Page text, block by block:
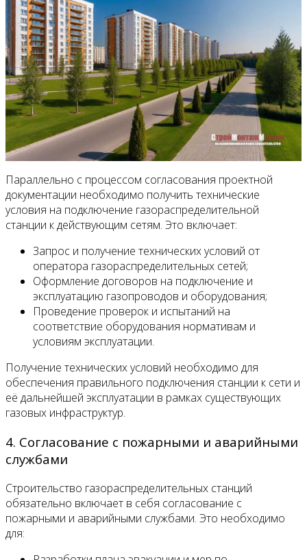
Параллельно с процессом согласования проектной
документации необходимо получить технические
условия на подключение газораспределительной
станции к действующим сетям. Это включает:
Запрос и получение технических условий от
оператора газораспределительных сетей;
Оформление договоров на подключение и
эксплуатацию газопроводов и оборудования;
Проведение проверок и испытаний на
соответствие оборудования нормативам и
условиям эксплуатации.
Получение технических условий необходимо для
обеспечения правильного подключения станции к сети и
её дальнейшей эксплуатации в рамках существующих
газовых инфраструктур.
4. Согласование с пожарными и аварийными
службами
Строительство газораспределительных станций
обязательно включает в себя согласование с
пожарными и аварийными службами. Это необходимо
для: